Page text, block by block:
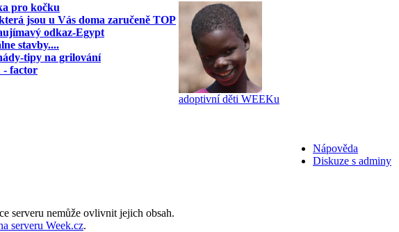
pro kočku
jsou u Vás doma zaručeně TOP
odkaz-Egypt
stavby....
tipy na grilování
- factor
adoptivní děti WEEKu
Nápověda
Diskuze s adminy
serveru nemůže ovlivnit jejich obsah.
serveru Week.cz.